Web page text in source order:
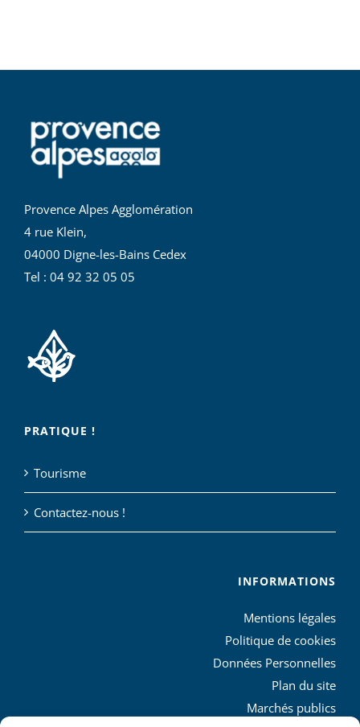
Provence Alpes Agglomération
4 rue Klein,
04000 Digne-les-Bains Cedex
Tel : 04 92 32 05 05
PRATIQUE !
Tourisme
Contactez-nous !
INFORMATIONS
Mentions légales
Politique de cookies
Données Personnelles
Plan du site
Marchés publics